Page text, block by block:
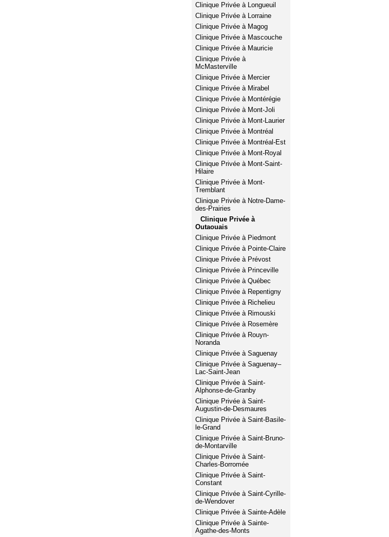
Clinique Privée à Longueuil
Clinique Privée à Lorraine
Clinique Privée à Magog
Clinique Privée à Mascouche
Clinique Privée à Mauricie
Clinique Privée à
McMasterville
Clinique Privée à Mercier
Clinique Privée à Mirabel
Clinique Privée à Montérégie
Clinique Privée à Mont-Joli
Clinique Privée à Mont-Laurier
Clinique Privée à Montréal
Clinique Privée à Montréal-Est
Clinique Privée à Mont-Royal
Clinique Privée à Mont-Saint-
Hilaire
Clinique Privée à Mont-
Tremblant
Clinique Privée à Notre-Dame-
des-Prairies
Clinique Privée à
Outaouais
Clinique Privée à Piedmont
Clinique Privée à Pointe-Claire
Clinique Privée à Prévost
Clinique Privée à Princeville
Clinique Privée à Québec
Clinique Privée à Repentigny
Clinique Privée à Richelieu
Clinique Privée à Rimouski
Clinique Privée à Rosemère
Clinique Privée à Rouyn-
Noranda
Clinique Privée à Saguenay
Clinique Privée à Saguenay–
Lac-Saint-Jean
Clinique Privée à Saint-
Alphonse-de-Granby
Clinique Privée à Saint-
Augustin-de-Desmaures
Clinique Privée à Saint-Basile-
le-Grand
Clinique Privée à Saint-Bruno-
de-Montarville
Clinique Privée à Saint-
Charles-Borromée
Clinique Privée à Saint-
Constant
Clinique Privée à Saint-Cyrille-
de-Wendover
Clinique Privée à Sainte-Adèle
Clinique Privée à Sainte-
Agathe-des-Monts